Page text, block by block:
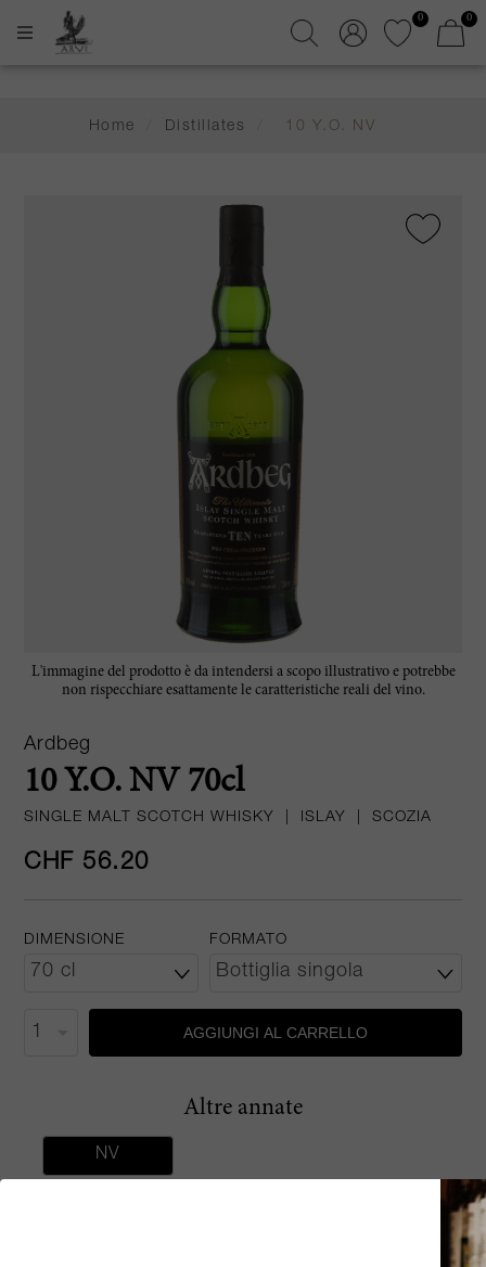
0 0
Home Distillates 10 Y.O. NV
L'immagine del prodotto è da intendersi a scopo illustrativo e potrebbe
non rispecchiare esattamente le caratteristiche reali del vino.
Ardbeg
10 Y.O. NV 70cl
SINGLE MALT SCOTCH WHISKY ISLAY SCOZIA
CHF 56.20
DIMENSIONE FORMATO
AGGIUNGI AL CARRELLO
Altre annate
NV